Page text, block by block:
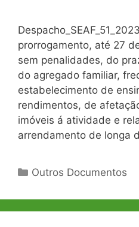
prorrogamento, até 27
sem penalidades, do
do agregado familiar,
estabelecimento de
rendimentos, de
imóveis á atividade e
arrendamento de longa
Categorias
Outros Documentos